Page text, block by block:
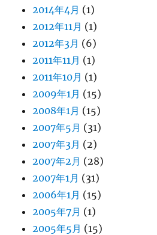
2014年4月 (1)
2012年11月 (1)
2012年3月 (6)
2011年11月 (1)
2011年10月 (1)
2009年1月 (15)
2008年1月 (15)
2007年5月 (31)
2007年3月 (2)
2007年2月 (28)
2007年1月 (31)
2006年1月 (15)
2005年7月 (1)
2005年5月 (15)